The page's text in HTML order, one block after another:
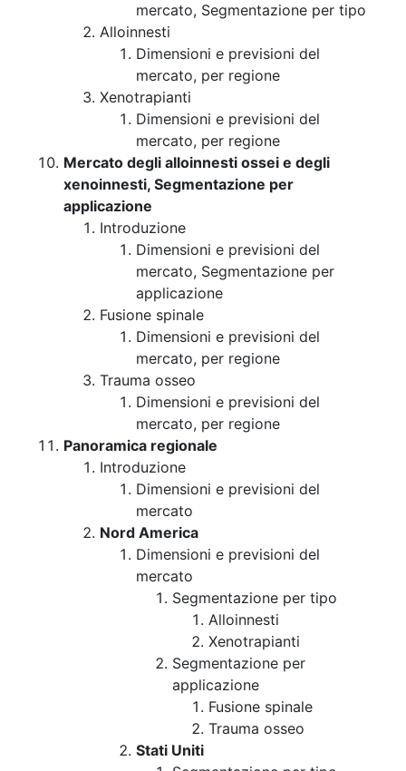
mercato, Segmentazione per tipo
Alloinnesti
Dimensioni e previsioni del
mercato, per regione
Xenotrapianti
Dimensioni e previsioni del
mercato, per regione
Mercato degli alloinnesti ossei e degli
xenoinnesti, Segmentazione per
applicazione
Introduzione
Dimensioni e previsioni del
mercato, Segmentazione per
applicazione
Fusione spinale
Dimensioni e previsioni del
mercato, per regione
Trauma osseo
Dimensioni e previsioni del
mercato, per regione
Panoramica regionale
Introduzione
Dimensioni e previsioni del
mercato
Nord America
Dimensioni e previsioni del
mercato
Segmentazione per tipo
Alloinnesti
Xenotrapianti
Segmentazione per
applicazione
Fusione spinale
Trauma osseo
Stati Uniti